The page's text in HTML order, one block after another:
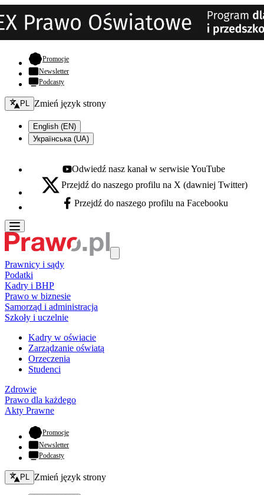
Promocje- otwiera się w nowej karcie
Newsletter
Podcasty
Zmień język - bieżący:
PL Zmień język strony
English (EN)
Українська (UA)
Youtube - otwiera się w nowej karcie
Odwiedź nasz kanał w serwisie YouTube
X - otwiera się w nowej karcie
Przejdź do naszego profilu na X (dawniej Twitter)
Facebook - otwiera się w nowej karcie
Przejdź do naszego profilu na Facebooku
Prawnicy i sądy
Podatki
Kadry i BHP
Prawo w biznesie
Samorząd i administracja
Szkoły i uczelnie
Kadry w oświacie
Zarządzanie oświatą
Orzeczenia
Studenci
Zdrowie
Prawo dla każdego
Akty Prawne
Promocje- otwiera się w nowej karcie
Newsletter
Podcasty
Zmień język - bieżący:
PL Zmień język strony